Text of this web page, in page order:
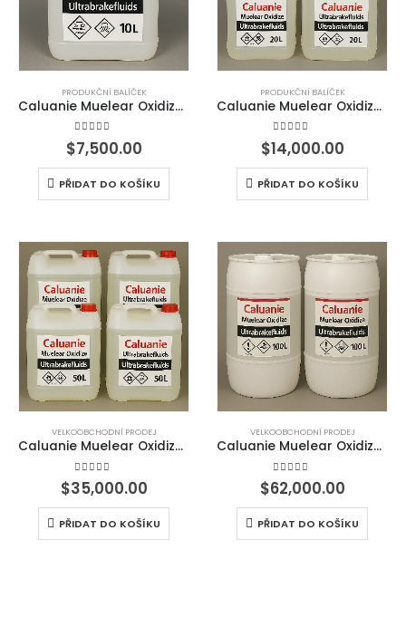
PRODUKČNÍ BALÍČEK
Caluanie Muelear Oxidize – 10 litrů
4.50z 5
$7,500.00
PŘIDAT DO KOŠÍKU
PRODUKČNÍ BALÍČEK
Caluanie Muelear Oxidize – 20 litrů
4.50z 5
$14,000.00
PŘIDAT DO KOŠÍKU
VELKOOBCHODNÍ PRODEJ
Caluanie Muelear Oxidize – 50 litrů
4.50z 5
$35,000.00
PŘIDAT DO KOŠÍKU
VELKOOBCHODNÍ PRODEJ
Caluanie Muelear Oxidize – 100 litrů
4.50z 5
$62,000.00
PŘIDAT DO KOŠÍKU